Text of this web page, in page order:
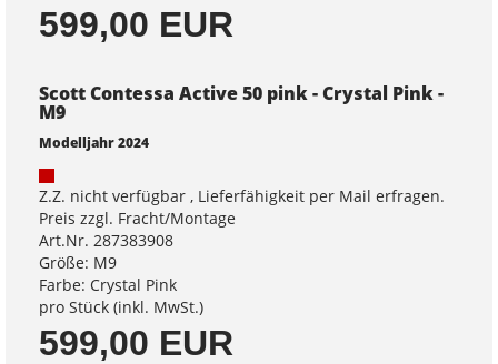
599,00 EUR
Scott Contessa Active 50 pink - Crystal Pink -
M9
Modelljahr 2024
Z.Z. nicht verfügbar , Lieferfähigkeit per Mail erfragen.
Preis zzgl. Fracht/Montage
Art.Nr. 287383908
Größe: M9
Farbe: Crystal Pink
pro Stück (inkl. MwSt.)
599,00 EUR